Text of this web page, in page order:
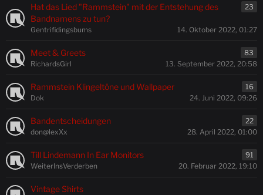
Hat das Lied "Rammstein" mit der Entstehung des
Bandnamens zu tun?
23
Gentrifidingsbums 14. Oktober 2022, 01:27
Meet & Greets
83
RichardsGirl
13. September 2022, 20:58
Rammstein Klingeltöne und Wallpaper
16
Dok
24. Juni 2022, 09:26
Bandentscheidungen
22
don@lexXx
28. April 2022, 01:00
Till Lindemann In Ear Monitors
91
WeiterInsVerderben
20. Februar 2022, 19:10
Vintage Shirts